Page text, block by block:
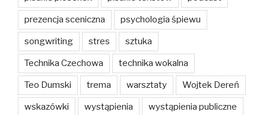
prezencja sceniczna psychologia śpiewu
songwriting stres sztuka
Technika Czechowa technika wokalna
Teo Dumski trema warsztaty Wojtek Dereń
wskazówki wystąpienia wystąpienia publiczne